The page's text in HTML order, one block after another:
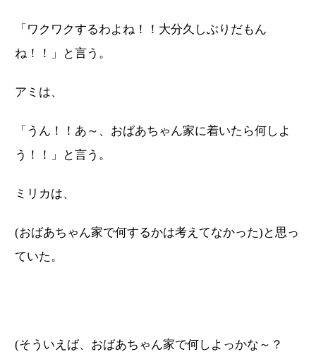
「ワクワクするわよね！！大分久しぶりだもん
ね！！」と言う。
アミは、
「うん！！あ～、おばあちゃん家に着いたら何しよ
う！！」と言う。
ミリカは、
(おばあちゃん家で何するかは考えてなかった)と思っ
ていた。
(そういえば、おばあちゃん家で何しよっかな～？